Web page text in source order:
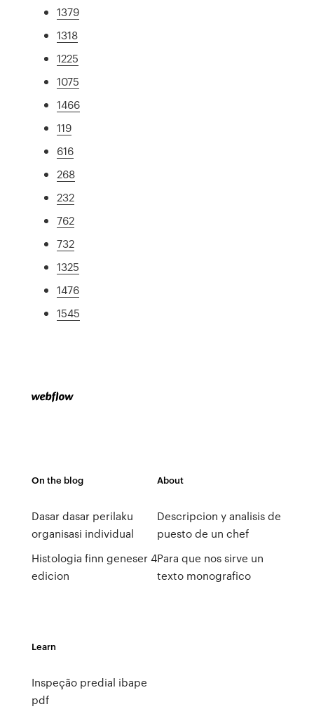
1379
1318
1225
1075
1466
119
616
268
232
762
732
1325
1476
1545
On the blog
Dasar dasar perilaku
organisasi individual
Histologia finn geneser 4
edicion
About
Descripcion y analisis de
puesto de un chef
Para que nos sirve un
texto monografico
Learn
Inspeção predial ibape
pdf